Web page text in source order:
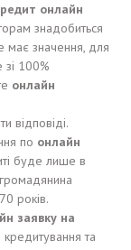
онлайн
знадобиться
має значення, для
зі 100%
онлайн
відповіді.
по онлайн
буде лише в
років.
заявку на
кредитування та